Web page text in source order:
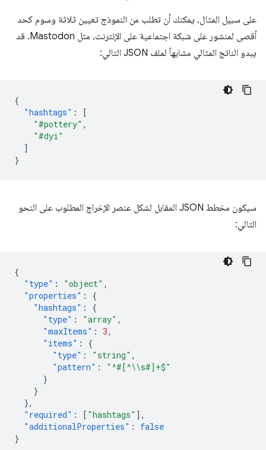
على سبيل المثال، يمكنك أن تطلب من النموذج تعيين ثلاثة وسوم كحد
أقصى لمنشور على شبكة اجتماعية على الإنترنت، مثل Mastodon. قد
يبدو الناتج المثالي مشابهاً لملف JSON التالي:
{
"hashtags" :
[
"#pottery" ,
"#dyi"
]
}
سيكون مخطط JSON المقابل لشكل عنصر الإخراج المطلوب على النحو
التالي:
{
"type" : "object" ,
"properties" :
{
"hashtags" :
{
"type" : "array" ,
"maxItems" : 3,
"items" :
{
"type" : "string" ,
"pattern" :
"^#[^\\s#]+$"
}
}
},
"required" : [ "hashtags" ],
"additionalProperties" :
false
}